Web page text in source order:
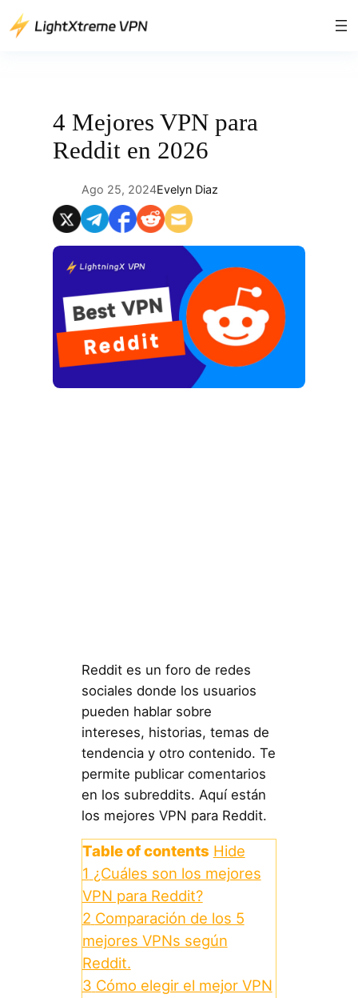
Saltar
4 Mejores VPN para
Reddit en 2026
Ago 25, 2024Evelyn Diaz
Reddit es un foro de redes
sociales donde los usuarios
pueden hablar sobre
intereses, historias, temas de
tendencia y otro contenido. Te
permite publicar comentarios
en los subreddits. Aquí están
los mejores VPN para Reddit.
Table of contents Hide
1 ¿Cuáles son los mejores
VPN para Reddit?
2 Comparación de los 5
mejores VPNs según
Reddit.
3 Cómo elegir el mejor VPN